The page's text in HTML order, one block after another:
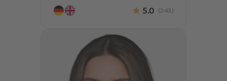
Implantology
5.0 (343 )